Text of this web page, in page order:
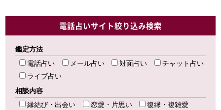
電話占いサイト絞り込み検索
鑑定方法
電話占い
メール占い 対面占い
チャット占い
ライブ占い
相談内容
縁結び・出会い
恋愛・片思い
復縁・複雑愛